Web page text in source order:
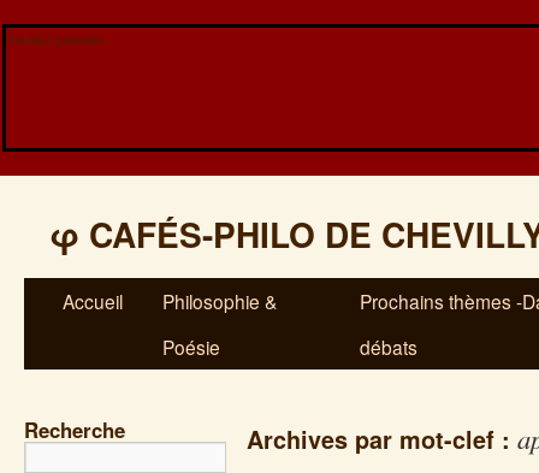
Veuillez patienter...
φ CAFÉS-PHILO DE
Accueil
Philosophie &
Poésie
Prochains thèmes -
débats
Recherche Archives par mot-clef :